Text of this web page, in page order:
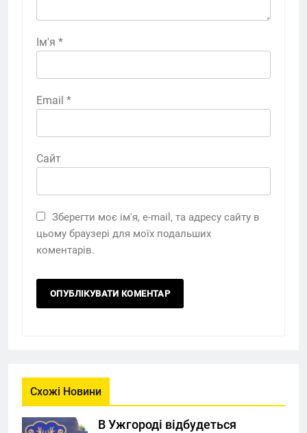
Ім'я *
Email *
Сайт
Зберегти моє ім'я, e-mail, та адресу сайту в
цьому браузері для моїх подальших
коментарів.
Схожі Новини
В Ужгороді відбудеться